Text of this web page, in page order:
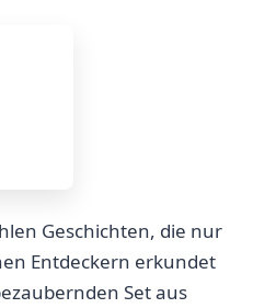
Geschichten, die ​nur
Entdeckern erkundet
Set aus